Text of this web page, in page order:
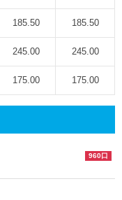
185.50 185.50
245.00 245.00
175.00 175.00
960口